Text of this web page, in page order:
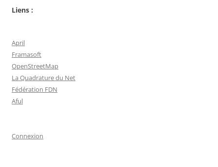
Liens :
April
Framasoft
OpenStreetMap
La Quadrature du Net
Fédération FDN
Aful
Connexion